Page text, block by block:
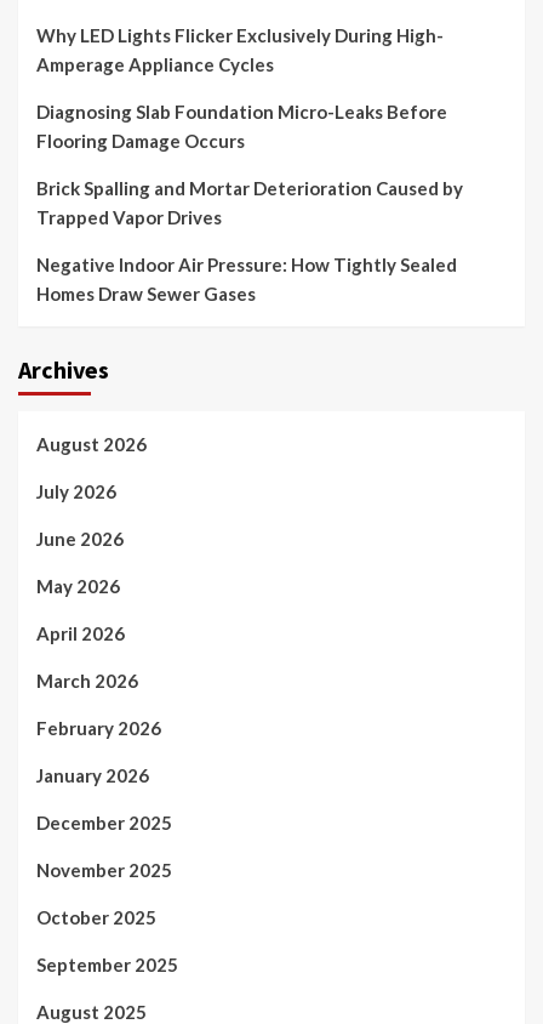
Why LED Lights Flicker Exclusively During High-
Amperage Appliance Cycles
Diagnosing Slab Foundation Micro-Leaks Before
Flooring Damage Occurs
Brick Spalling and Mortar Deterioration Caused by
Trapped Vapor Drives
Negative Indoor Air Pressure: How Tightly Sealed
Homes Draw Sewer Gases
Archives
August 2026
July 2026
June 2026
May 2026
April 2026
March 2026
February 2026
January 2026
December 2025
November 2025
October 2025
September 2025
August 2025